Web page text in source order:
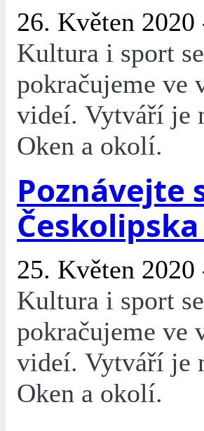
26. Květen
Kultura i sport
pokračujeme ve
videí. Vytváří je
Oken a okolí.
Poznávejte
Českolipska
25. Květen
Kultura i sport
pokračujeme ve
videí. Vytváří je
Oken a okolí.